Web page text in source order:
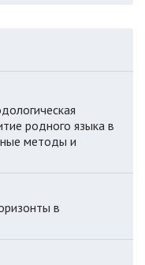
родного языка в
методы и
в